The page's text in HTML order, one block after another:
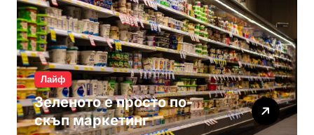
Лайф
Зеленото е просто по-
скъп маркетинг